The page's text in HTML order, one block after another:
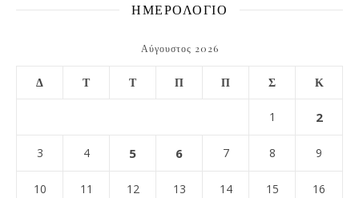
ΗΜΕΡΟΛΟΓΙΟ
Αύγουστος 2026
Δ Τ Τ Π Π Σ Κ
1 2
3 4 5 6 7 8 9
10 11 12 13 14 15 16